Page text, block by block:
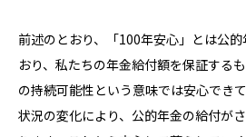
前述のとおり、「100年安心」とは公
おり、私たちの年金給付額を保証する
の持続可能性という意味では安心でき
状況の変化により、公的年金の給付が